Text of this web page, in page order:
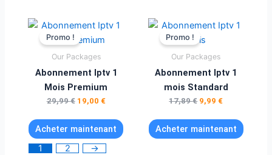
Promo !
Our Packages
Abonnement Iptv 1
Mois Premium
29,99€
Le
initial
était :
29,99 €.
19,00 €
Le
Acheter maintenant
Promo !
Our Packages
Abonnement Iptv 1
mois Standard
17,89€
Le
initial
était :
17,89 €.
9,99 €
Le
Acheter maintenant
1
2 →